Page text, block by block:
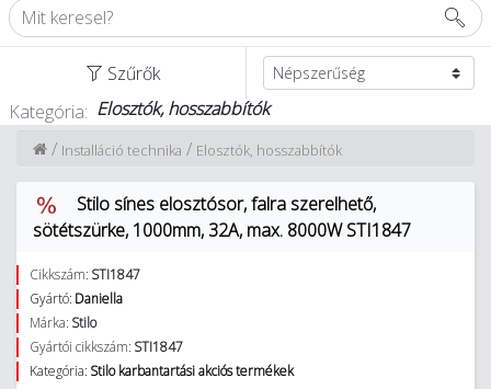
Szűrők
Kategória: Elosztók, hosszabbítók
Elosztók, hosszabbítók
/
Installáció technika
/
Stilo sínes elosztósor, falra szerelhető,
sötétszürke, 1000mm, 32A, max. 8000W STI1847
Cikkszám: STI1847
Gyártó: Daniella
Márka: Stilo
Gyártói cikkszám: STI1847
Kategória: Stilo karbantartási akciós termékek